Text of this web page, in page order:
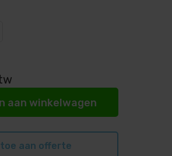
aan winkelwagen
aan offerte